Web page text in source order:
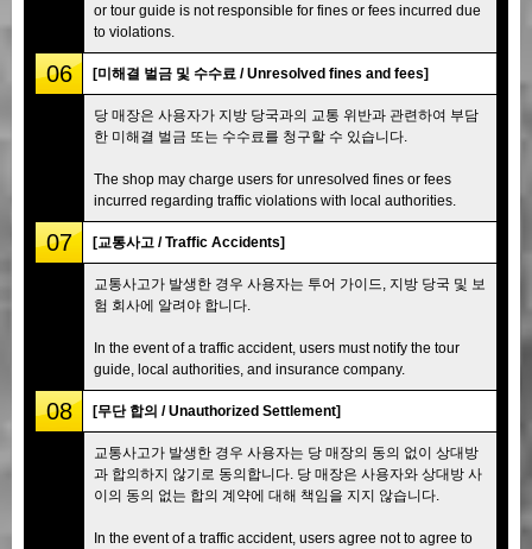
or tour guide is not responsible for fines or fees incurred due
to violations.
06 [미해결 벌금 및 수수료 / Unresolved fines and fees]
당 매장은 사용자가 지방 당국과의 교통 위반과 관련하여 부담
한 미해결 벌금 또는 수수료를 청구할 수 있습니다.
The shop may charge users for unresolved fines or fees
incurred regarding traffic violations with local authorities.
07 [교통사고 / Traffic Accidents]
교통사고가 발생한 경우 사용자는 투어 가이드, 지방 당국 및 보
험 회사에 알려야 합니다.
In the event of a traffic accident, users must notify the tour
guide, local authorities, and insurance company.
08 [무단 합의 / Unauthorized Settlement]
교통사고가 발생한 경우 사용자는 당 매장의 동의 없이 상대방
과 합의하지 않기로 동의합니다. 당 매장은 사용자와 상대방 사
이의 동의 없는 합의 계약에 대해 책임을 지지 않습니다.
In the event of a traffic accident, users agree not to agree to